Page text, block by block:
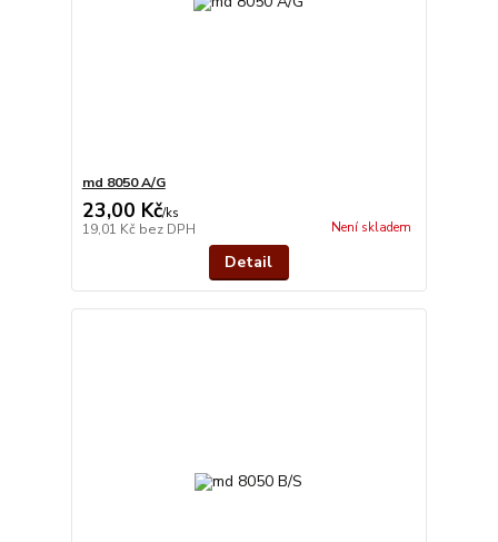
md 8050 A/G
23,00 Kč/ks
19,01 Kč bez DPH Není skladem
Detail